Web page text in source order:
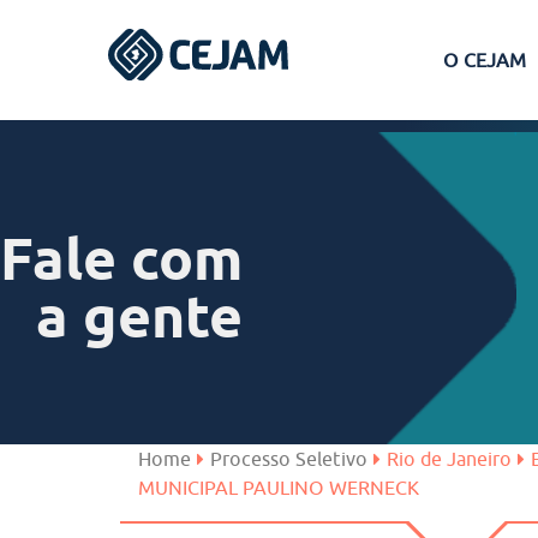
O CEJAM
Ferraz de Vasconcelos
São José dos Campos
Fale com
a gente
Home Processo Seletivo Rio de Janeiro
MUNICIPAL PAULINO WERNECK